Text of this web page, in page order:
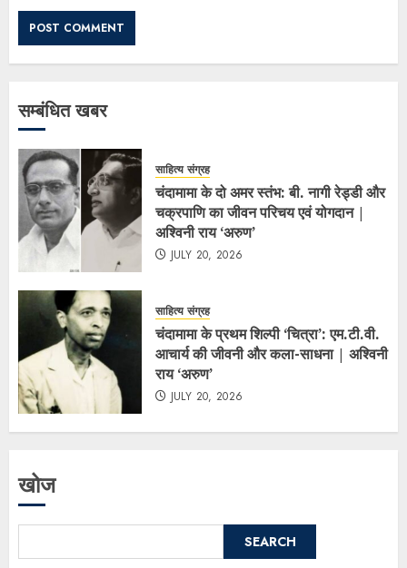
सम्बंधित खबर
साहित्य संग्रह
चंदामामा के दो अमर स्तंभ: बी. नागी रेड्डी और
चक्रपाणि का जीवन परिचय एवं योगदान |
अश्विनी राय ‘अरुण’
JULY 20, 2026
साहित्य संग्रह
चंदामामा के प्रथम शिल्पी ‘चित्रा’: एम.टी.वी.
आचार्य की जीवनी और कला-साधना | अश्विनी
राय ‘अरुण’
JULY 20, 2026
खोज
SEARCH